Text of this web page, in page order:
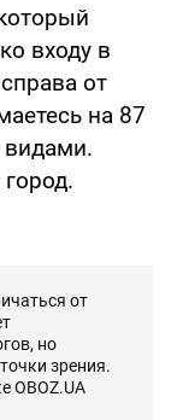
входу в
от
на 87
видами.
от
но
зрения.
OBOZ.UA